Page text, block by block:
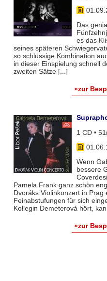
Das
es das
seines späteren
so schlüssige Kombination
in dieser Einspielung schnell
zweiten Sätze [...]
»zur
1 CD •
Wenn
bessere
Pamela Frank ganz schön
Dvoráks Violinkonzert in
Feinabstufungen für sich
Kollegin Demeterová hört,
»zur